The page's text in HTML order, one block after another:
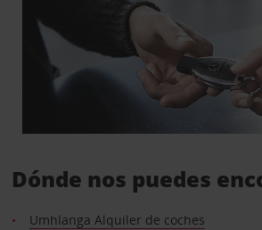
Dónde nos puedes
Umhlanga Alquiler de coches